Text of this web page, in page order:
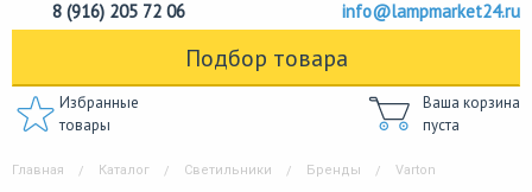
8 (916) 205 72 06
info@lampmarket24.ru
Подбор товара
Избранные
товары
Ваша корзина
пуста
Главная Каталог Светильники Бренды Varton